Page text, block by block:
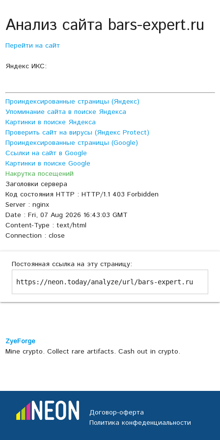
Анализ сайта bars-expert.ru
Перейти на сайт
Яндекс ИКС:
Проиндексированные страницы (Яндекс)
Упоминание сайта в поиске Яндекса
Картинки в поиске Яндекса
Проверить сайт на вирусы (Яндекс Protect)
Проиндексированные страницы (Google)
Ссылки на сайт в Google
Картинки в поиске Google
Накрутка посещений
Заголовки сервера
Код состояния HTTP : HTTP/1.1 403 Forbidden
Server : nginx
Date : Fri, 07 Aug 2026 16:43:03 GMT
Content-Type : text/html
Connection : close
Постоянная ссылка на эту страницу:
https://neon.today/analyze/url/bars-expert.ru
ZyeForge
Mine crypto. Collect rare artifacts. Cash out in crypto.
Договор-оферта
Политика конфеденциальности